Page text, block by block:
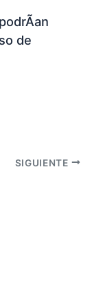
de
SIGUIENTE